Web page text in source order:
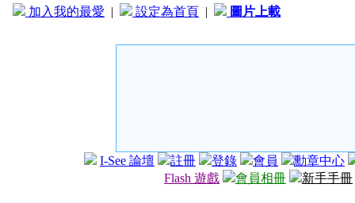
加入我的最愛 | 設定為首頁 | 圖片上載
I-See 論壇 註冊 登錄 會員
勳章中心
Flash 遊戲
會員相冊 新手手冊